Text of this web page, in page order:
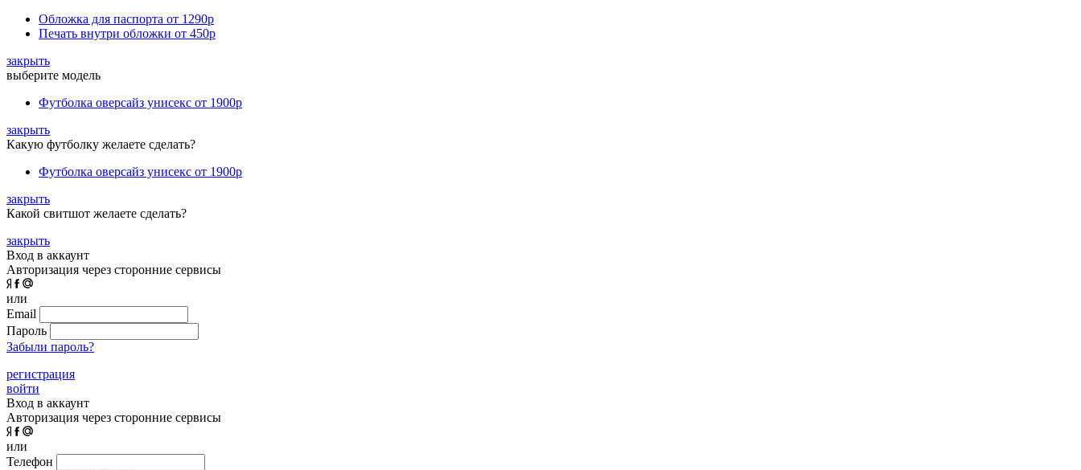
Обложка для паспорта от 1290р
Печать внутри обложки от 450р
закрыть
выберите модель
Футболка оверсайз унисекс от 1900р
закрыть
Какую футболку желаете сделать?
Футболка оверсайз унисекс от 1900р
закрыть
Какой свитшот желаете сделать?
закрыть
Вход в аккаунт
Авторизация через сторонние сервисы
или
Email
Пароль
Забыли пароль?
регистрация
войти
Вход в аккаунт
Авторизация через сторонние сервисы
или
Телефон